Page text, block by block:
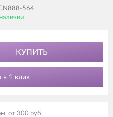
564
КУПИТЬ
в 1 клик
от 300 руб.